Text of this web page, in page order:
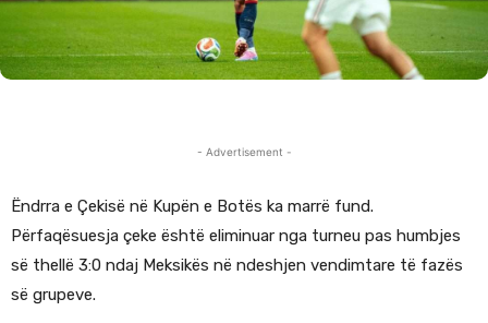
- Advertisement -
Ëndrra e Çekisë në Kupën e Botës ka marrë fund.
Përfaqësuesja çeke është eliminuar nga turneu pas humbjes
së thellë 3:0 ndaj Meksikës në ndeshjen vendimtare të fazës
së grupeve.